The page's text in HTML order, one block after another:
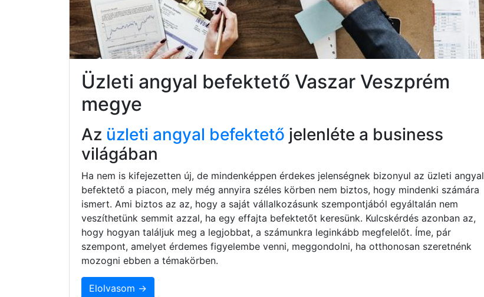
Üzleti angyal befektető Vaszar Veszprém
megye
Az üzleti angyal befektető jelenléte a business
világában
Ha nem is kifejezetten új, de mindenképpen érdekes jelenségnek bizonyul az üzleti angyal
befektető a piacon, mely még annyira széles körben nem biztos, hogy mindenki számára
ismert. Ami biztos az az, hogy a saját vállalkozásunk szempontjából egyáltalán nem
veszíthetünk semmit azzal, ha egy effajta befektetőt keresünk. Kulcskérdés azonban az,
hogy hogyan találjuk meg a legjobbat, a számunkra leginkább megfelelőt. Íme, pár
szempont, amelyet érdemes figyelembe venni, meggondolni, ha otthonosan szeretnénk
mozogni ebben a témakörben.
Elolvasom →